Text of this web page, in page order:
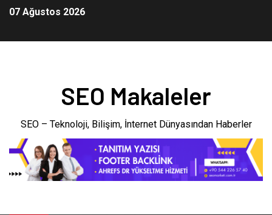
07 Ağustos 2026
SEO Makaleler
SEO – Teknoloji, Bilişim, İnternet Dünyasından Haberler